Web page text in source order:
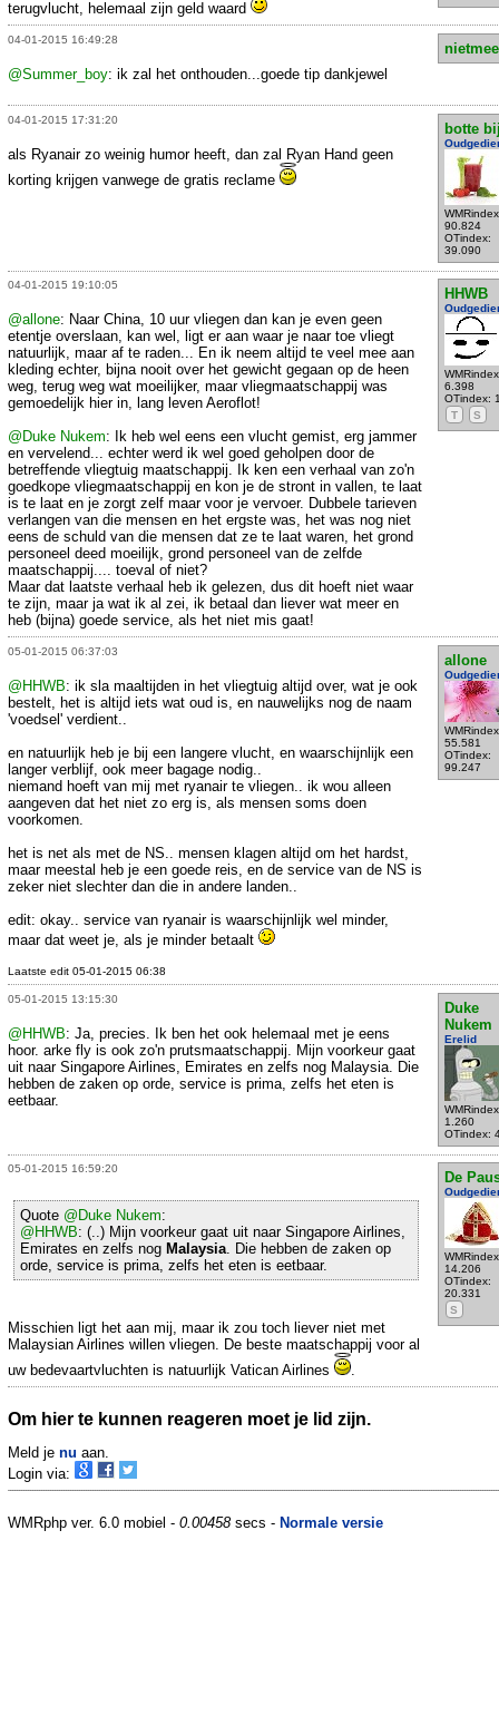
terugvlucht, helemaal zijn geld waard
04-01-2015 16:49:28
@Summer_boy: ik zal het onthouden...goede tip dankjewel
04-01-2015 17:31:20
botte
90.824
OTindex:
39.090
als Ryanair zo weinig humor heeft, dan zal Ryan Hand geen
korting krijgen vanwege de gratis reclame
04-01-2015 19:10:05
HHWB
6.398
OTindex:
T
S
@allone: Naar China, 10 uur vliegen dan kan je even geen
etentje overslaan, kan wel, ligt er aan waar je naar toe vliegt
natuurlijk, maar af te raden... En ik neem altijd te veel mee aan
kleding echter, bijna nooit over het gewicht gegaan op de heen
weg, terug weg wat moeilijker, maar vliegmaatschappij was
gemoedelijk hier in, lang leven Aeroflot!
@Duke Nukem: Ik heb wel eens een vlucht gemist, erg jammer
en vervelend... echter werd ik wel goed geholpen door de
betreffende vliegtuig maatschappij. Ik ken een verhaal van zo'n
goedkope vliegmaatschappij en kon je de stront in vallen, te laat
is te laat en je zorgt zelf maar voor je vervoer. Dubbele tarieven
verlangen van die mensen en het ergste was, het was nog niet
eens de schuld van die mensen dat ze te laat waren, het grond
personeel deed moeilijk, grond personeel van de zelfde
maatschappij.... toeval of niet?
Maar dat laatste verhaal heb ik gelezen, dus dit hoeft niet waar
te zijn, maar ja wat ik al zei, ik betaal dan liever wat meer en
heb (bijna) goede service, als het niet mis gaat!
05-01-2015 06:37:03
allone
55.581
OTindex:
99.247
@HHWB: ik sla maaltijden in het vliegtuig altijd over, wat je ook
bestelt, het is altijd iets wat oud is, en nauwelijks nog de naam
'voedsel' verdient..
en natuurlijk heb je bij een langere vlucht, en waarschijnlijk een
langer verblijf, ook meer bagage nodig..
niemand hoeft van mij met ryanair te vliegen.. ik wou alleen
aangeven dat het niet zo erg is, als mensen soms doen
voorkomen.
het is net als met de NS.. mensen klagen altijd om het hardst,
maar meestal heb je een goede reis, en de service van de NS is
zeker niet slechter dan die in andere landen..
edit: okay.. service van ryanair is waarschijnlijk wel minder,
maar dat weet je, als je minder betaalt
Laatste edit 05-01-2015 06:38
05-01-2015 13:15:30
Duke
Nukem
Erelid
1.260
OTindex:
@HHWB: Ja, precies. Ik ben het ook helemaal met je eens
hoor. arke fly is ook zo'n prutsmaatschappij. Mijn voorkeur gaat
uit naar Singapore Airlines, Emirates en zelfs nog Malaysia. Die
hebben de zaken op orde, service is prima, zelfs het eten is
eetbaar.
05-01-2015 16:59:20
De
14.206
OTindex:
20.331
S
Quote @Duke Nukem:
@HHWB: (..) Mijn voorkeur gaat uit naar Singapore Airlines,
Emirates en zelfs nog Malaysia. Die hebben de zaken op
orde, service is prima, zelfs het eten is eetbaar.
Misschien ligt het aan mij, maar ik zou toch liever niet met
Malaysian Airlines willen vliegen. De beste maatschappij voor al
uw bedevaartvluchten is natuurlijk Vatican Airlines
.
Om hier te kunnen reageren moet je lid zijn.
Meld je nu aan.
Login via:
WMRphp ver. 6.0 mobiel - 0.00458secs - Normale versie